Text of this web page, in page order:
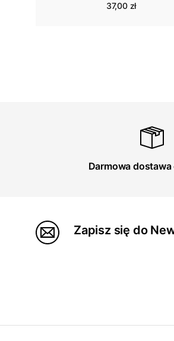
37,00 zł
Darmowa dostawa
Zapisz się do